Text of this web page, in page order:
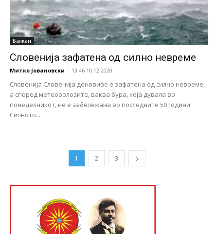
Балкан
Словенија зафатена од силно невреме
Митко Јовановски - 13:46 10.12.2020
Словенија Словенија деновиве е зафатена од силно невреме,
а според метеоролозите, ваква бура, која дувала во
понеделникот, не е забележана во последните 50 години.
Силното...
1 2 3